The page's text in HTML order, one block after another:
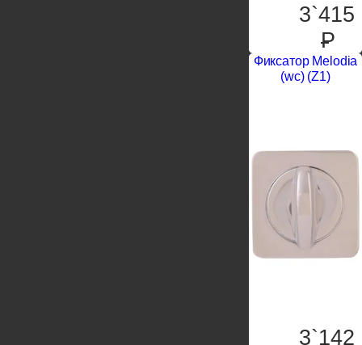
3`415
P
Фиксатор Melodia
(wc) (Z1)
3`142